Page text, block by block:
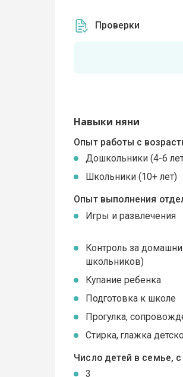
Проверки
Навыки няни
Опыт работы с
Дошкольники (4-6
Школьники (10+ лет)
Опыт выполнения
Игры и развлечения
Контроль за
школьников)
Купание ребенка
Подготовка к школе
Прогулка,
Стирка, глажка
Число детей в семье,
3